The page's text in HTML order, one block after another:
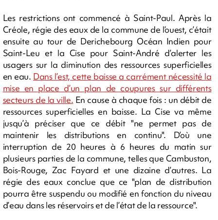
Les restrictions ont commencé à Saint-Paul. Après la
Créole, régie des eaux de la commune de l’ouest, c’était
ensuite au tour de Derichebourg Océan Indien pour
Saint-Leu et la Cise pour Saint-André d’alerter les
usagers sur la diminution des ressources superficielles
en eau. Dans l’est, cette baisse a carrément nécessité la
mise en place d’un plan de coupures sur différents
secteurs de la ville. En cause à chaque fois : un débit de
ressources superficielles en baisse. La Cise va même
jusqu’à préciser que ce débit "ne permet pas de
maintenir les distributions en continu". D’où une
interruption de 20 heures à 6 heures du matin sur
plusieurs parties de la commune, telles que Cambuston,
Bois-Rouge, Zac Fayard et une dizaine d’autres. La
régie des eaux conclue que ce "plan de distribution
pourra être suspendu ou modifié en fonction du niveau
d’eau dans les réservoirs et de l’état de la ressource".